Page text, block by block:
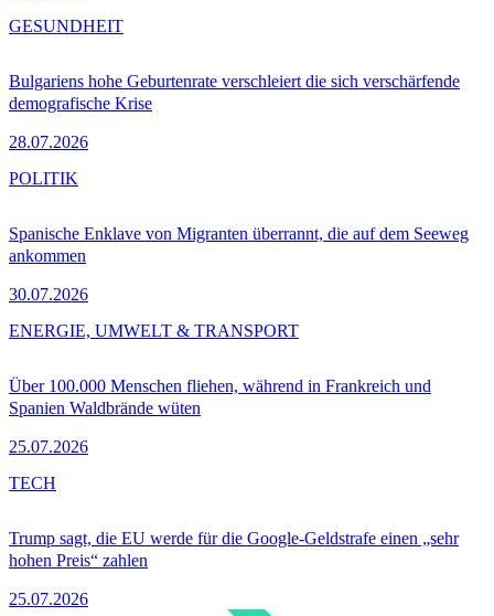
Bulgariens hohe Geburtenrate verschleiert die sich verschärfende
demografische Krise
28.07.2026
GESUNDHEIT
Spanische Enklave von Migranten überrannt, die auf dem Seeweg
ankommen
30.07.2026
POLITIK
Über 100.000 Menschen fliehen, während in Frankreich und
Spanien Waldbrände wüten
25.07.2026
ENERGIE, UMWELT & TRANSPORT
Trump sagt, die EU werde für die Google-Geldstrafe einen „sehr
hohen Preis“ zahlen
25.07.2026
TECH